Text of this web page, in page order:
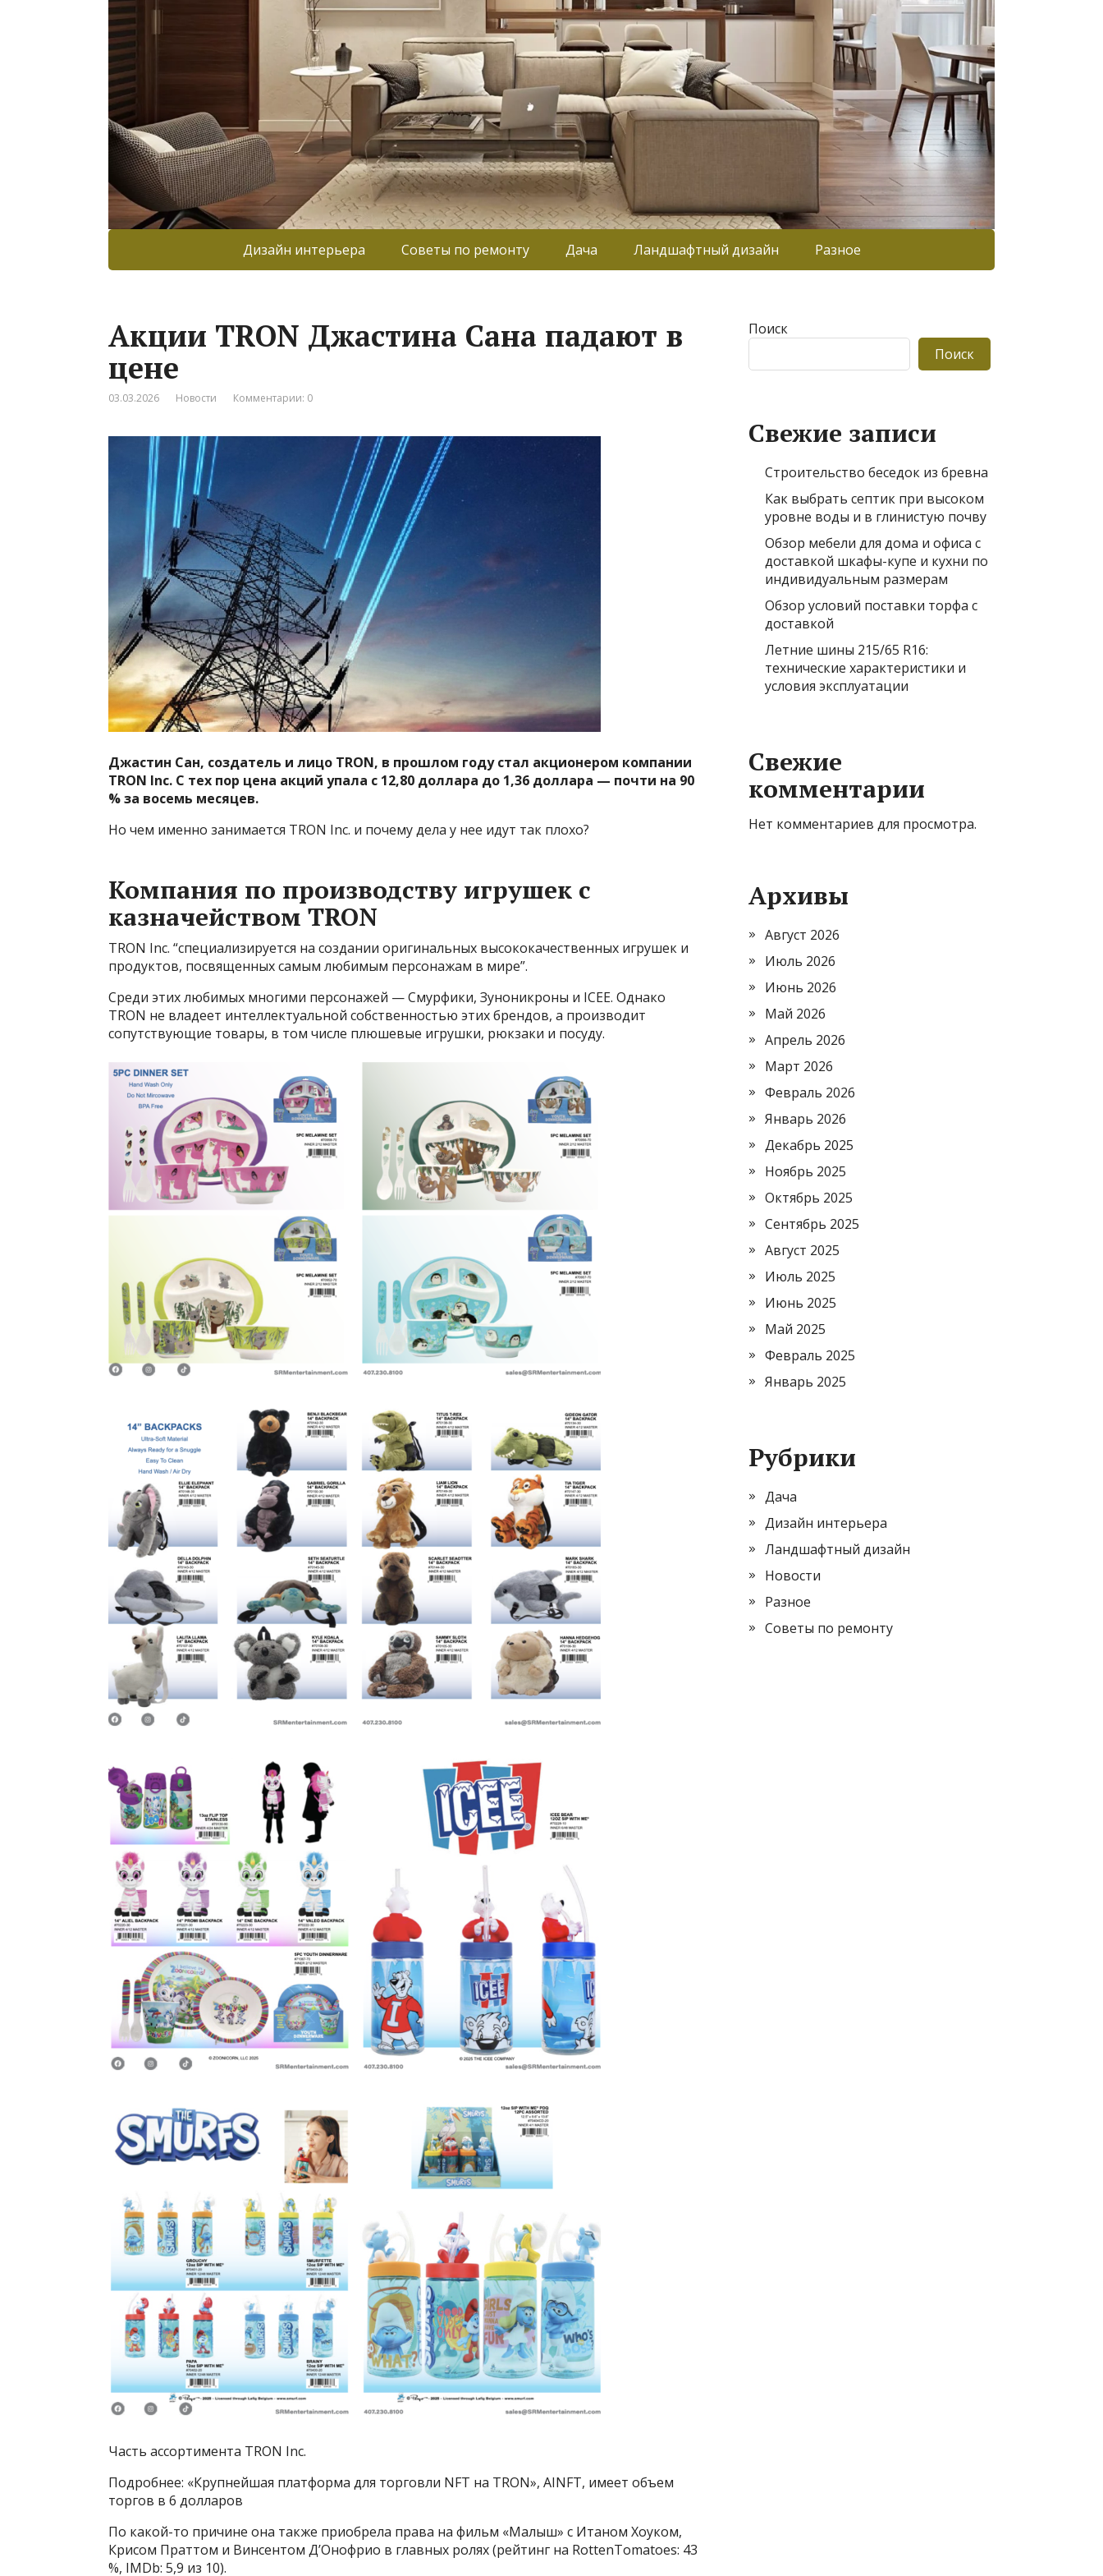
Дизайн интерьера Советы по ремонту Дача Ландшафтный дизайн Разное
Акции TRON Джастина Сана падают в
цене
03.03.2026 Новости Комментарии: 0
Джастин Сан, создатель и лицо TRON, в прошлом году стал акционером компании
TRON Inc. С тех пор цена акций упала с 12,80 доллара до 1,36 доллара — почти на 90
% за восемь месяцев.
Но чем именно занимается TRON Inc. и почему дела у нее идут так плохо?
Компания по производству игрушек с
казначейством TRON
TRON Inc. “специализируется на создании оригинальных высококачественных игрушек и
продуктов, посвященных самым любимым персонажам в мире”.
Среди этих любимых многими персонажей — Смурфики, Зуноникроны и ICEE. Однако
TRON не владеет интеллектуальной собственностью этих брендов, а производит
сопутствующие товары, в том числе плюшевые игрушки, рюкзаки и посуду.
Часть ассортимента TRON Inc.
Подробнее: «Крупнейшая платформа для торговли NFT на TRON», AINFT, имеет объем
торгов в 6 долларов
По какой-то причине она также приобрела права на фильм «Малыш» с Итаном Хоуком,
Крисом Праттом и Винсентом Д’Онофрио в главных ролях (рейтинг на RottenTomatoes: 43
%, IMDb: 5,9 из 10).
Поиск
Поиск
Свежие записи
Строительство беседок из бревна
Как выбрать септик при высоком
уровне воды и в глинистую почву
Обзор мебели для дома и офиса с
доставкой шкафы-купе и кухни по
индивидуальным размерам
Обзор условий поставки торфа с
доставкой
Летние шины 215/65 R16:
технические характеристики и
условия эксплуатации
Свежие
комментарии
Нет комментариев для просмотра.
Архивы
Август 2026
Июль 2026
Июнь 2026
Май 2026
Апрель 2026
Март 2026
Февраль 2026
Январь 2026
Декабрь 2025
Ноябрь 2025
Октябрь 2025
Сентябрь 2025
Август 2025
Июль 2025
Июнь 2025
Май 2025
Февраль 2025
Январь 2025
Рубрики
Дача
Дизайн интерьера
Ландшафтный дизайн
Новости
Разное
Советы по ремонту